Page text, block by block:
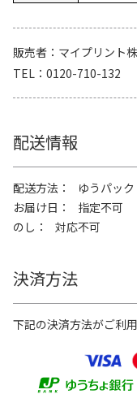
販売者
マイプリント
TEL
0120-710-132
配送情報
配送方法
ゆうパック
お届け日
指定不可
のし
対応不可
決済方法
下記の決済方法がご利用